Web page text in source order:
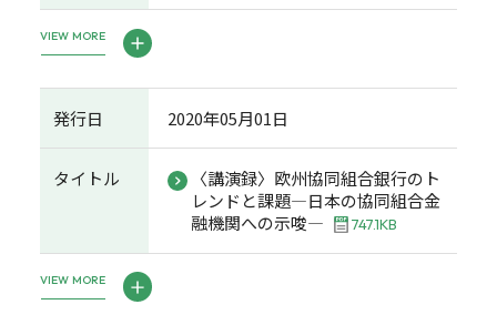
VIEW MORE
発行日 2020年05月01日
タイトル
〈講演録〉欧州協同組合銀行のト
レンドと課題―日本の協同組合金
融機関への示唆―
747.1KB
VIEW MORE